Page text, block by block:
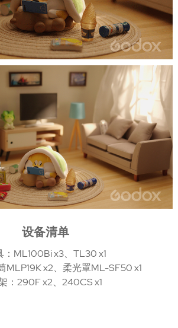
设备清单
：ML100Bi x3、TL30 x1
MLP19K x2、柔光罩ML-SF50 x1
：290F x2、240CS x1